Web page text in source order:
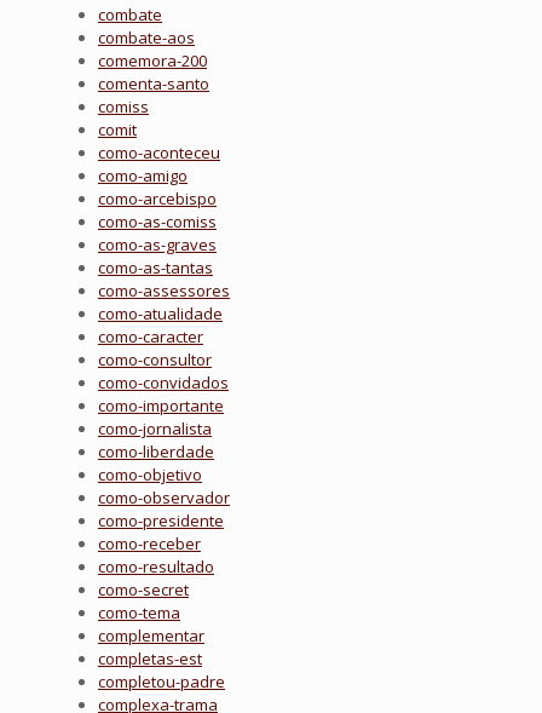
combate
combate-aos
comemora-200
comenta-santo
comiss
comit
como-aconteceu
como-amigo
como-arcebispo
como-as-comiss
como-as-graves
como-as-tantas
como-assessores
como-atualidade
como-caracter
como-consultor
como-convidados
como-importante
como-jornalista
como-liberdade
como-objetivo
como-observador
como-presidente
como-receber
como-resultado
como-secret
como-tema
complementar
completas-est
completou-padre
complexa-trama